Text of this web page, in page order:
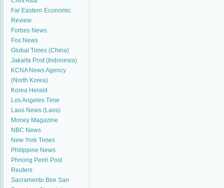
Far Eastern Economic
Review
Forbes News
Fox News
Global Times (China)
Jakarta Post (Indonesia)
KCNA News Agency
(North Korea)
Korea Herald
Los Angeles Time
Laos News (Laos)
Money Magazine
NBC News
New York Times
Philippine News
Phnong Penh Post
Reuters
Sacramento Bee San